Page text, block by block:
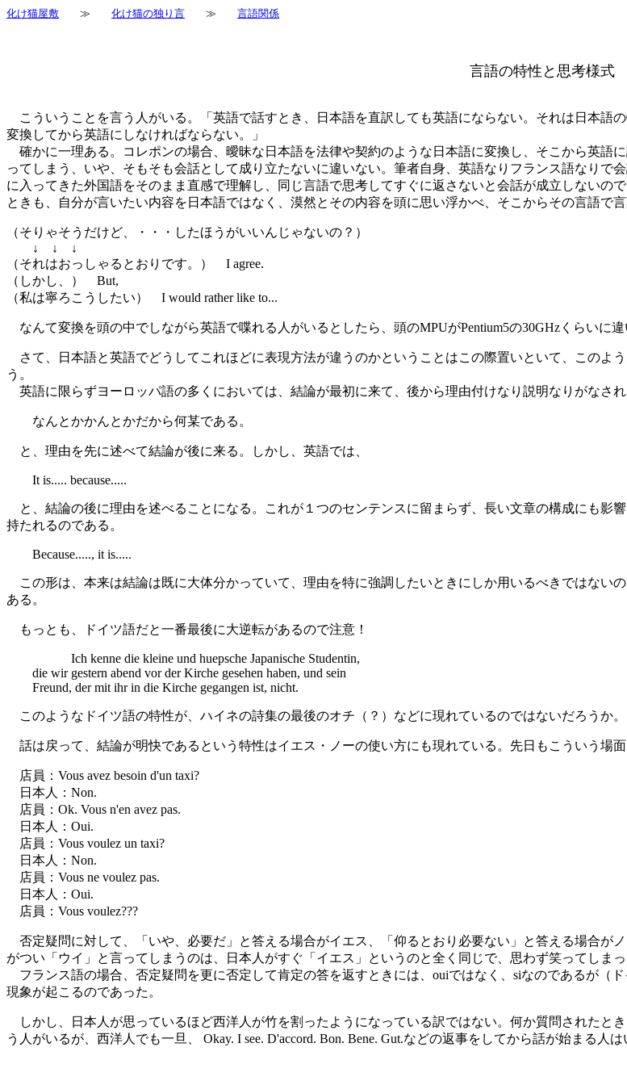
化け猫屋敷 ≫ 化け猫の独り言 ≫ 言語関係
言語の特性と思考様式
こういうことを言う人がいる。「英語で話すとき、日本語を直訳しても英語にならない。それは日本語
変換してから英語にしなければならない。」
確かに一理ある。コレポンの場合、曖昧な日本語を法律や契約のような日本語に変換し、そこから英語
ってしまう、いや、そもそも会話として成り立たないに違いない。筆者自身、英語なりフランス語なり
に入ってきた外国語をそのまま直感で理解し、同じ言語で思考してすぐに返さないと会話が成立しないの
ときも、自分が言いたい内容を日本語ではなく、漠然とその内容を頭に思い浮かべ、そこからその言語で
（そりゃそうだけど、・・・したほうがいいんじゃないの？）
↓ ↓ ↓
（それはおっしゃるとおりです。） I agree.
（しかし、） But,
（私は寧ろこうしたい） I would rather like to...
なんて変換を頭の中でしながら英語で喋れる人がいるとしたら、頭のMPUがPentium5の30GHzくらいに違
さて、日本語と英語でどうしてこれほどに表現方法が違うのかということはこの際置いといて、このよ
う。
英語に限らずヨーロッパ語の多くにおいては、結論が最初に来て、後から理由付けなり説明なりがなさ
なんとかかんとかだから何某である。
と、理由を先に述べて結論が後に来る。しかし、英語では、
It is..... because.....
と、結論の後に理由を述べることになる。これが１つのセンテンスに留まらず、長い文章の構成にも影
持たれるのである。
Because....., it is.....
この形は、本来は結論は既に大体分かっていて、理由を特に強調したいときにしか用いるべきではない
ある。
もっとも、ドイツ語だと一番最後に大逆転があるので注意！
Ich kenne die kleine und huepsche Japanische Studentin,
die wir gestern abend vor der Kirche gesehen haben, und sein
Freund, der mit ihr in die Kirche gegangen ist, nicht.
このようなドイツ語の特性が、ハイネの詩集の最後のオチ（？）などに現れているのではないだろうか。
話は戻って、結論が明快であるという特性はイエス・ノーの使い方にも現れている。先日もこういう場面
店員：Vous avez besoin d'un taxi?
日本人：Non.
店員：Ok. Vous n'en avez pas.
日本人：Oui.
店員：Vous voulez un taxi?
日本人：Non.
店員：Vous ne voulez pas.
日本人：Oui.
店員：Vous voulez???
否定疑問に対して、「いや、必要だ」と答える場合がイエス、「仰るとおり必要ない」と答える場合が
がつい「ウイ」と言ってしまうのは、日本人がすぐ「イエス」というのと全く同じで、思わず笑ってしま
フランス語の場合、否定疑問を更に否定して肯定の答を返すときには、ouiではなく、siなのであるが（
現象が起こるのであった。
しかし、日本人が思っているほど西洋人が竹を割ったようになっている訳ではない。何か質問されたと
う人がいるが、西洋人でも一旦、 Okay. I see. D'accord. Bon. Bene. Gut.などの返事をしてから話が始まる人は